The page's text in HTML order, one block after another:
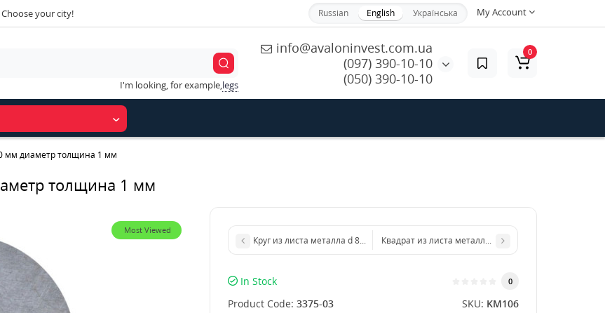
Choose your city! My Account
Russian English Українська
info@avaloninvest.com.ua
(097) 390-10-10
(050) 390-10-10
I'm looking, for example,legs
0
мм диаметр толщина 1 мм
толщина 1 мм
Most Viewed
Круг из листа металла d 800 мм диаметр толщина 1 мм
Квадрат из листа металла 200х200 мм размер
In Stock 0
Product Code: 3375-03 SKU: KM106